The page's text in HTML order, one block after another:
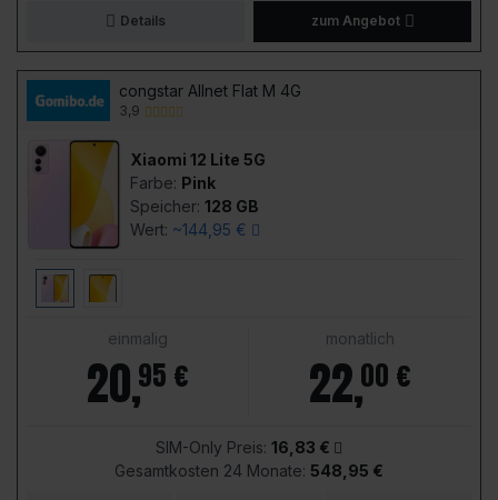
Details zum Angebot
congstar Allnet Flat M 4G
3,9
Xiaomi 12 Lite 5G
Farbe: Pink
Speicher: 128 GB
Wert: ~144,95 €
einmalig
20,95 €
monatlich
22,00 €
SIM-Only Preis: 16,83 €
Gesamtkosten 24 Monate: 548,95 €